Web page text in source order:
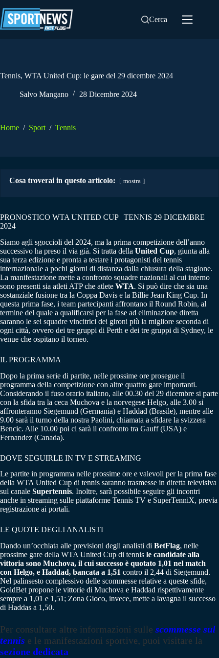
al
contenuto
Cerca
Tennis, WTA United Cup: le gare del 29 dicembre 2024
Salvo Mangano 28 Dicembre 2024
Home / Sport / Tennis
Cosa troverai in questo articolo: mostra
PRONOSTICO WTA UNITED CUP | TENNIS 29 DICEMBRE
2024
Siamo agli sgoccioli del 2024, ma la prima competizione dell’anno
successivo ha preso il via già. Si tratta della United Cup, giunta alla
sua terza edizione e pronta a testare i protagonisti del tennis
internazionale a pochi giorni di distanza dalla chiusura della stagione.
La manifestazione mette a confronto squadre nazionali al cui interno
sono presenti sia atleti ATP che atlete WTA. Si può dire che sia una
sostanziale fusione tra la Coppa Davis e la Billie Jean King Cup. In
questa prima fase, i team partecipanti affrontano il Round Robin, al
termine del quale a qualificarsi per la fase ad eliminazione diretta
saranno le sei squadre vincitrici dei gironi più la migliore seconda di
ogni città, ovvero dei tre gruppi di Perth e dei tre gruppi di Sydney, le
venue che ospitano il torneo.
IL PROGRAMMA
Dopo la prima serie di partite, nelle prossime ore prosegue il
programma della competizione con altre quattro gare importanti.
Considerando il fuso orario italiano, alle 00.30 del 29 dicembre si parte
con la sfida tra la ceca Muchova e la norvegese Helgo, alle 3.00 si
affronteranno Siegemund (Germania) e Haddad (Brasile), mentre alle
9.00 sarà il turno della nostra Paolini, chiamata a sfidare la svizzera
Bencic. Alle 10.00 poi ci sarà il confronto tra Gauff (USA) e
Fernandez (Canada).
DOVE SEGUIRLE IN TV E STREAMING
Le partite in programma nelle prossime ore e valevoli per la prima fase
della WTA United Cup di tennis saranno trasmesse in diretta televisiva
sul canale Supertennis. Inoltre, sarà possibile seguire gli incontri
anche in streaming sulle piattaforme Tennis TV e SuperTenniX, previa
registrazione ai portali.
LE QUOTE DEGLI ANALISTI
Dando un’occhiata alle previsioni degli analisti di BetFlag, nelle
prossime gare della WTA United Cup di tennis le candidate alla
vittoria sono Muchova, il cui successo è quotato 1,01 nel match
con Helgo, e Haddad, bancata a 1,51 contro il 2,44 di Siegemund.
Nel palinsesto complessivo delle scommesse relative a queste sfide,
GoldBet propone le vittorie di Muchova e Haddad rispettivamente
sempre a 1,01 e 1,51; Zona Gioco, invece, mette a lavagna il successo
di Haddas a 1,50.
Per consultare altre informazioni sulle scommesse sul
tennis e le manifestazioni sportive, puoi visitare la
sezione dedicata